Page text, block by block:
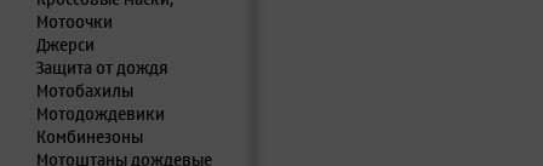
Мотоочки
Джерси
Защита от дождя
Мотобахилы
Мотодождевики
Комбинезоны